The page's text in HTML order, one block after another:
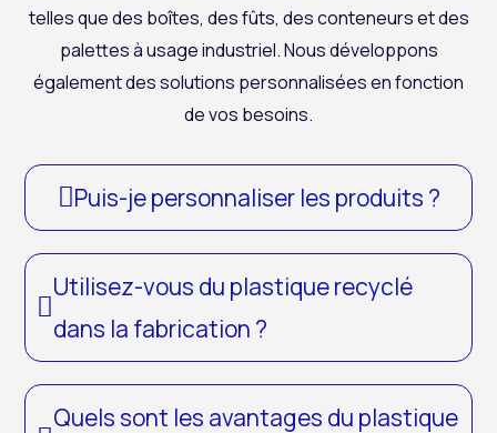
telles que des boîtes, des fûts, des conteneurs et des
palettes à usage industriel. Nous développons
également des solutions personnalisées en fonction
de vos besoins.
Puis-je personnaliser les produits ?
Utilisez-vous du plastique recyclé
dans la fabrication ?
Quels sont les avantages du plastique